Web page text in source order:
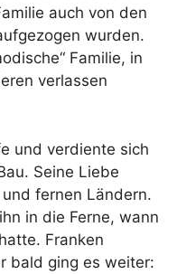
auch von den
wurden.
Familie, in
verlassen
und verdiente sich
Seine Liebe
fernen Ländern.
in die Ferne, wann
Franken
bald ging es weiter: